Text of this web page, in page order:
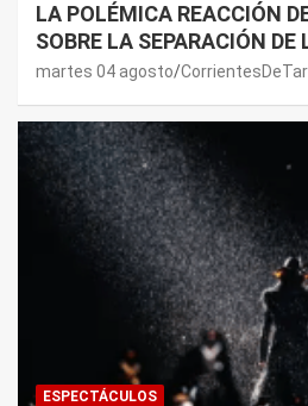
LA POLÉMICA REACCIÓN
SOBRE LA SEPARACIÓN DE
JOAQUI: “¿MI VERDAD?”
martes 04 agosto
ESPECTÁCULOS